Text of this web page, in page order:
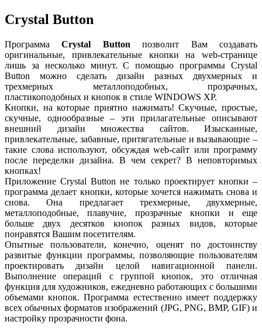
Crystal Button
ПрограммаCrystal Button позволит Вам создавать
оригинальные, привлекательные кнопки на web-странице
лишь за несколько минут. С помощью программы Crystal
Button можно сделать дизайн разных двухмерных и
трехмерных металлоподобных, прозрачных,
пластикоподобных и кнопок в стиле WINDOWS XP.
Кнопки, на которые приятно нажимать! Скучные, простые,
скучные, однообразные – эти прилагательные описывают
внешний дизайн множества сайтов. Изысканные,
привлекательные, забавные, притягательные и вызывающие –
такие слова используют, обсуждая web-сайт или программу
после переделки дизайна. В чем секрет? В неповторимых
кнопках!
Приложение Crystal Button не только проектирует кнопки –
программа делает кнопки, которые хочется нажимать снова и
снова. Она предлагает трехмерные, двухмерные,
металлоподобные, плавучие, прозрачные кнопки и еще
больше двух десятков кнопок разных видов, которые
понравятся Вашим посетителям.
Опытные пользователи, конечно, оценят по достоинству
развитые функции программы, позволяющие пользователям
проектировать дизайн целой навигационной панели.
Выполнение операций с группой кнопок, это отличная
функция для художников, ежедневно работающих с большими
объемами кнопок. Программа естественно имеет поддержку
всех обычных форматов изображений (JPG, PNG, BMP, GIF) и
настройку прозрачности фона.